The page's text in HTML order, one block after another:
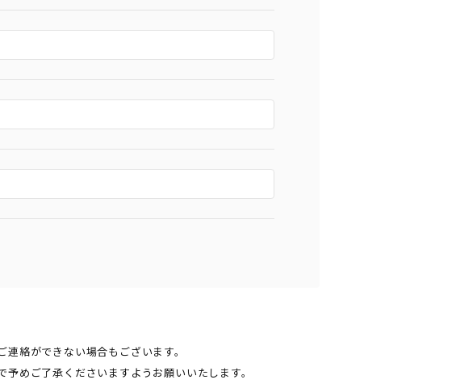
絡ができない場合もございます。
めご了承くださいますようお願いいたします。